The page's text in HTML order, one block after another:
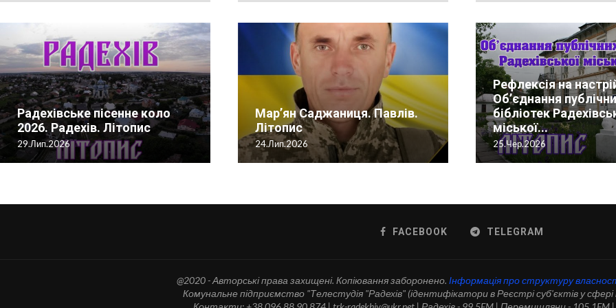
Радехівське пісенне коло
2026. Радехів. Літопис
29.Лип.2026
Перед вами — особлива
сторінка історії Радехова!
Парафія...
02.Лип.2026
Кіно на Радехівщині
22.Сер.2025
Історія створення музею М.
Шашкевичу у с. Нестаничах.
06.Лис.2022
Мар’ян Саджаниця. Павлів.
Літопис
24.Лип.2026
Андрій Охоцький .
Літопис
01.Лип.2026
Первоцвіт- 2023.
07.Кві.2023
Мамина світлиця 2023.
04.Кві.2023
Рефлексія на
Об’єднання
бібліотек
міської...
25.Чер.2026
Всесвітній День радіо.
Телестудія “Радехів”.
Літопис
13.Лют.2026
Державне
“Радехівське
господарство”
19.Сер.2022
FACEBOOK TELEGRAM
@2020 - Авторські права захищені. Копіювання заборонено. Інформація про структуру
Комунальне підприємство "Телестудія "Радехів" (ідентифікатори в Реєстрі суб'єктів у